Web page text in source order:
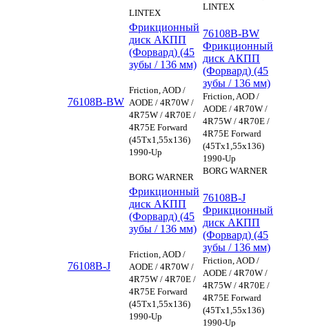
LINTEX
LINTEX
76108B-BW
Фрикционный
диск АКПП
(Форвард) (45
зубы / 136 мм)
Friction, AOD /
AODE / 4R70W /
4R75W / 4R70E /
4R75E Forward
(45Tx1,55x136)
1990-Up
BORG WARNER
76108B-BW
Фрикционный
диск АКПП
(Форвард) (45
зубы / 136 мм)
Friction, AOD /
AODE / 4R70W /
4R75W / 4R70E /
4R75E Forward
(45Tx1,55x136)
1990-Up
BORG WARNER
76108B-J
Фрикционный
диск АКПП
(Форвард) (45
зубы / 136 мм)
Friction, AOD /
AODE / 4R70W /
4R75W / 4R70E /
4R75E Forward
(45Tx1,55x136)
1990-Up
76108B-J
Фрикционный
диск АКПП
(Форвард) (45
зубы / 136 мм)
Friction, AOD /
AODE / 4R70W /
4R75W / 4R70E /
4R75E Forward
(45Tx1,55x136)
1990-Up